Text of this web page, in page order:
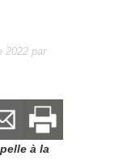
2022 par
à la